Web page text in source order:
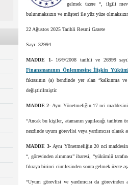
gelmek üzere “, ilgili
bulunmaksızın ve müşteri ile yüz yüze
22 Ağustos 2025 Tarihli Resmi Gazete
Sayı: 32994
MADDE 1- 16/9/2008 tarihli ve 26999
Finansmanının Önlenmesine İlişkin
fıkrasının (a) bendinde yer alan “kalkınma
değiştirilmiştir.
MADDE 2- Aynı Yönetmeliğin 17 nci
“Ancak bu kişiler, atamanın yapılacağı
nezdinde uyum görevlisi veya yardımcısı olarak
MADDE 3- Aynı Yönetmeliğin 20 nci
“, görevinden alınması” ibaresi, “yükümlü
fıkraya birinci cümlesinden sonra gelmek üzere
“Uyum görevlisi ve yardımcısı da görevinden